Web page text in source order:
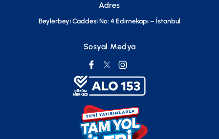
Adres
Beylerbeyi Caddesi No: 4 Edirnekapı – İstanbul
Sosyal Medya